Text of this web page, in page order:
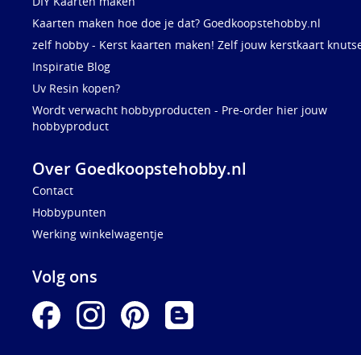
Kaarten maken hoe doe je dat? Goedkoopstehobby.nl
zelf hobby - Kerst kaarten maken! Zelf jouw kerstkaart
Inspiratie Blog
Uv Resin kopen?
Wordt verwacht hobbyproducten - Pre-order hier jouw
hobbyproduct
Over Goedkoopstehobby.nl
Contact
Hobbypunten
Werking winkelwagentje
Volg ons